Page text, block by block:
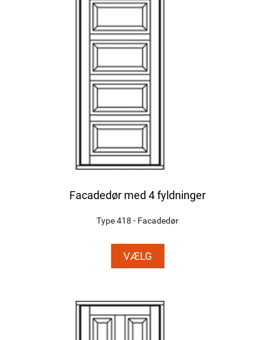
Facadedør med 4 fyldninger
Type 418 - Facadedør
VÆLG